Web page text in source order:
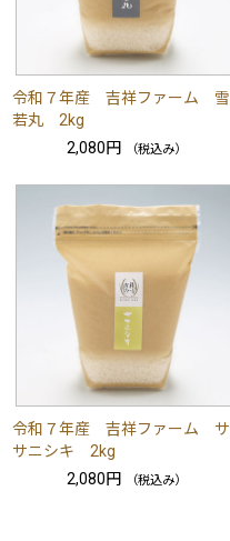
令和７年産 吉祥ファーム 雪
若丸 2kg
2,080円
（税込み）
令和７年産 吉祥ファーム サ
サニシキ 2kg
2,080円
（税込み）